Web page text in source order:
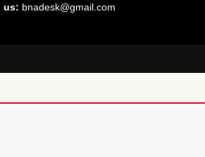
us: bnadesk@gmail.com